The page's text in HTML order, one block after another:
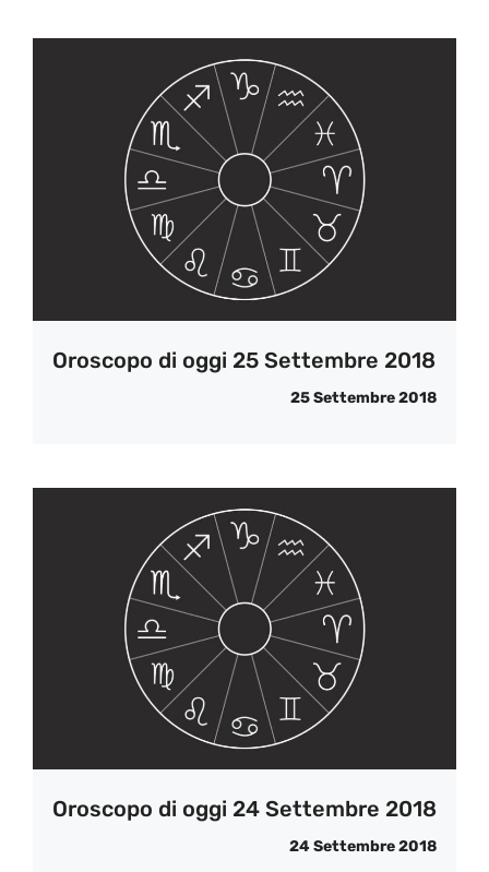
Oroscopo di oggi 25 Settembre 2018
25 Settembre 2018
Oroscopo di oggi 24 Settembre 2018
24 Settembre 2018